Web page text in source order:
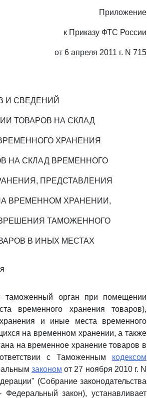
Приложение
к Приказу ФТС России
от 6 апреля 2011 г. N 715
И СВЕДЕНИЙ
ТОВАРОВ НА СКЛАД
ХРАНЕНИЯ
НА СКЛАД ВРЕМЕННОГО
ПРЕДСТАВЛЕНИЯ
ВРЕМЕННОМ ХРАНЕНИИ,
ТАМОЖЕННОГО
В ИНЫХ МЕСТАХ
таможенный орган при помещении
временного хранения товаров),
и иные места временного
на временном хранении, а также
на временное хранение товаров в
с Таможенным кодексом
законом от 27 ноября 2010 г. N
(Собрание законодательства
закон), устанавливает